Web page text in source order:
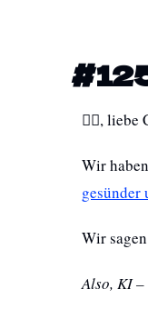
🧘‍♂️, liebe
Wir
Also, KI –